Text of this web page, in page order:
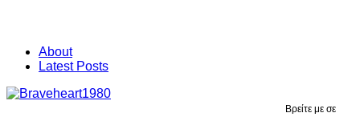
About
Latest Posts
Βρείτε με σε